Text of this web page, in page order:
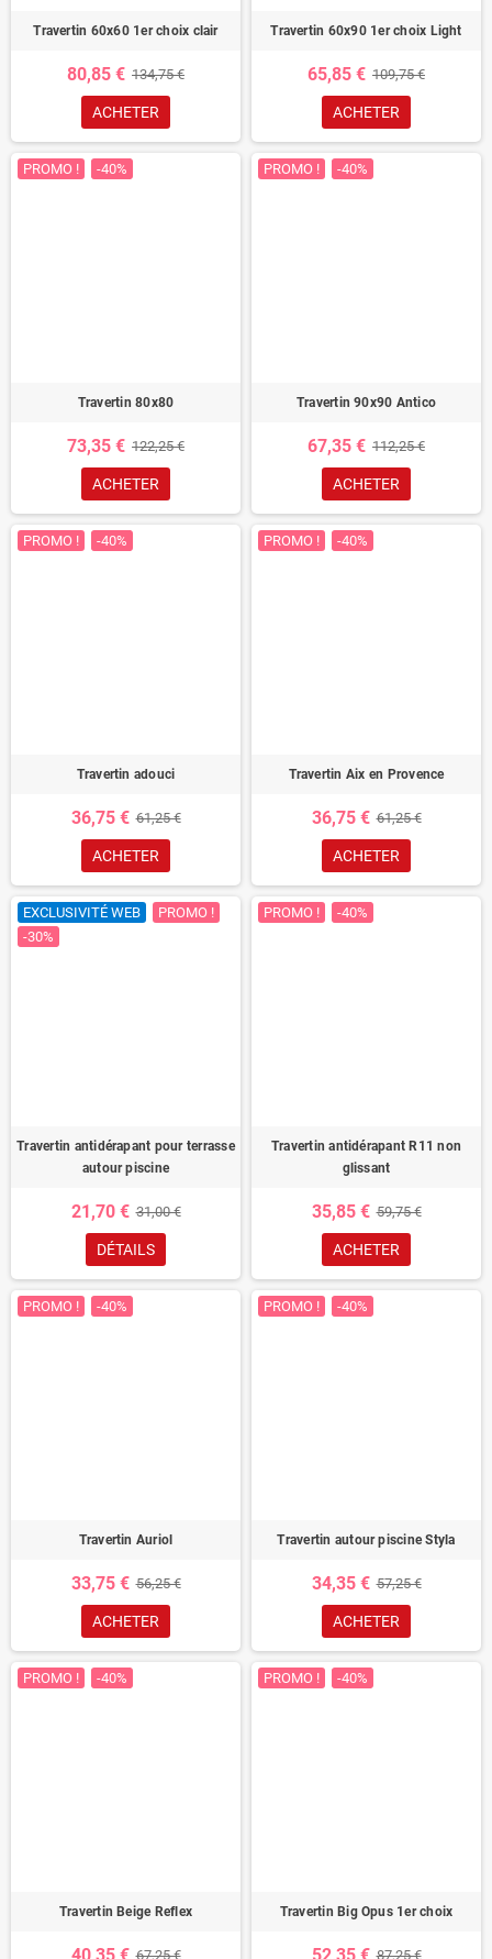
Travertin 60x60 1er choix clair
80,85 € 134,75 €
ACHETER
Travertin 60x90 1er choix Light
65,85 € 109,75 €
ACHETER
PROMO ! -40%
Travertin 80x80
73,35 € 122,25 €
ACHETER
PROMO ! -40%
Travertin 90x90 Antico
67,35 € 112,25 €
ACHETER
PROMO ! -40%
Travertin adouci
36,75 € 61,25 €
ACHETER
PROMO ! -40%
Travertin Aix en Provence
36,75 € 61,25 €
ACHETER
EXCLUSIVITÉ WEB
PROMO !
-30%
Travertin antidérapant pour terrasse
autour piscine
21,70 € 31,00 €
DÉTAILS
PROMO ! -40%
Travertin antidérapant R11 non
glissant
35,85 € 59,75 €
ACHETER
PROMO ! -40%
Travertin Auriol
33,75 € 56,25 €
ACHETER
PROMO ! -40%
Travertin autour piscine Styla
34,35 € 57,25 €
ACHETER
PROMO ! -40%
Travertin Beige Reflex
67,25 €
PROMO ! -40%
Travertin Big Opus 1er choix
87,25 €